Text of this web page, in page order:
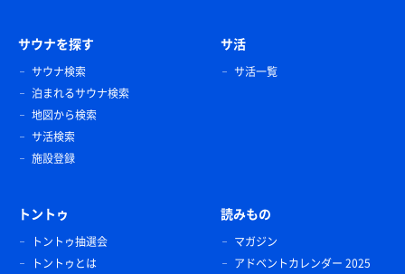
サウナを探す
サウナ検索
泊まれるサウナ検索
地図から検索
サ活検索
施設登録
サ活
サ活一覧
トントゥ
トントゥ抽選会
トントゥとは
読みもの
マガジン
アドベントカレンダー 2025